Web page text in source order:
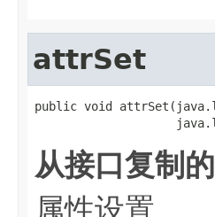
attrSet
public void
从接口复制
属性设置